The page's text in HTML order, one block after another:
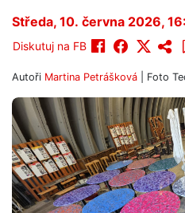
Středa, 10. června 2026,
Diskutuj na FB
Autoři Martina Petrášková | Foto